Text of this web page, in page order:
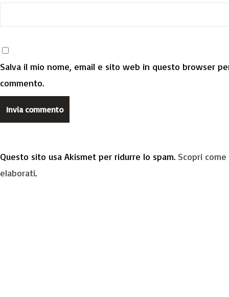
Salva il mio nome, email e sito web in questo browser
commento.
Questo sito usa Akismet per ridurre lo spam. Scopri
elaborati.